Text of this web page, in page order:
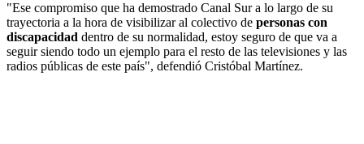
"Ese compromiso que ha demostrado Canal Sur a lo largo de su
trayectoria a la hora de visibilizar al colectivo de personas con
discapacidad dentro de su normalidad, estoy seguro de que va a
seguir siendo todo un ejemplo para el resto de las televisiones y las
radios públicas de este país", defendió Cristóbal Martínez.